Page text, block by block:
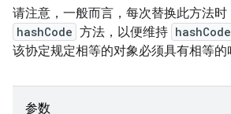
请注意，一般而言，每次替换此方法时
hashCode 方法，以便维持 hashCode
该协定规定相等的对象必须具有相等的
参数